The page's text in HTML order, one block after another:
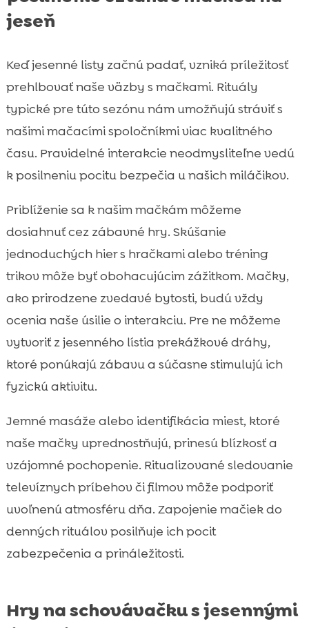
jeseň
Keď jesenné listy začnú padať, vzniká príležitosť
prehlbovať naše väzby s mačkami. Rituály
typické pre túto sezónu nám umožňujú stráviť s
našimi mačacími spoločníkmi viac kvalitného
času. Pravidelné interakcie neodmysliteľne vedú
k posilneniu pocitu bezpečia u našich miláčikov.
Priblíženie sa k našim mačkám môžeme
dosiahnuť cez zábavné hry. Skúšanie
jednoduchých hier s hračkami alebo tréning
trikov môže byť obohacujúcim zážitkom. Mačky,
ako prirodzene zvedavé bytosti, budú vždy
ocenia naše úsilie o interakciu. Pre ne môžeme
vytvoriť z jesenného lístia prekážkové dráhy,
ktoré ponúkajú zábavu a súčasne stimulujú ich
fyzickú aktivitu.
Jemné masáže alebo identifikácia miest, ktoré
naše mačky uprednostňujú, prinesú blízkosť a
vzájomné pochopenie. Ritualizované sledovanie
televíznych príbehov či filmov môže podporiť
uvoľnenú atmosféru dňa. Zapojenie mačiek do
denných rituálov posilňuje ich pocit
zabezpečenia a prináležitosti.
Hry na schovávačku s jesennými